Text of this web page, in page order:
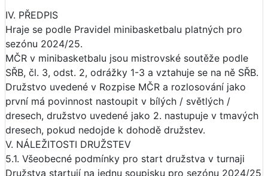
IV. PŘEDPIS
Hraje se podle Pravidel minibasketbalu platných pro
sezónu 2024/25.
MČR v minibasketbalu jsou mistrovské soutěže podle
SŘB, čl. 3, odst. 2, odrážky 1-3 a vztahuje se na ně SŘB.
Družstvo uvedené v Rozpise MČR a rozlosování jako
první má povinnost nastoupit v bílých / světlých /
dresech, družstvo uvedené jako 2. nastupuje v tmavých
dresech, pokud nedojde k dohodě družstev.
V. NÁLEŽITOSTI DRUŽSTEV
5.1. Všeobecné podmínky pro start družstva v turnaji
Družstva startují na jednu soupisku pro sezónu 2024/25